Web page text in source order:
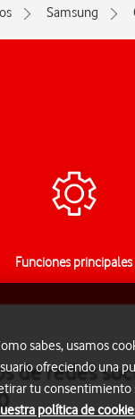
Samsung
Funciones principales
de redes
sabes, usamos
ofreciendo una
tu consentimiento
política de